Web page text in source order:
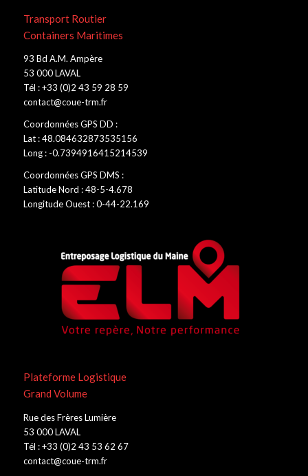
Transport Routier
Containers Maritimes
93 Bd A.M. Ampère
53 000 LAVAL
Tél : +33 (0)2 43 59 28 59
contact@coue-trm.fr
Coordonnées GPS DD :
Lat : 48.084632873535156
Long : -0.7394916415214539
Coordonnées GPS DMS :
Latitude Nord : 48-5-4.678
Longitude Ouest : 0-44-22.169
Plateforme Logistique
Grand Volume
Rue des Frères Lumière
53 000 LAVAL
Tél : +33 (0)2 43 53 62 67
contact@coue-trm.fr